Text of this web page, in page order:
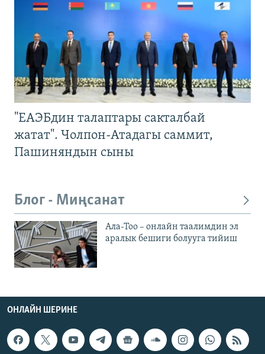
"ЕАЭБдин талаптары сакталбай
жатат". Чолпон-Атадагы саммит,
Пашиняндын сыны
Блог - Миңсанат
Ала-Тоо – онлайн таалимдин эл
аралык бешиги болууга тийиш
ОНЛАЙН ШЕРИНЕ